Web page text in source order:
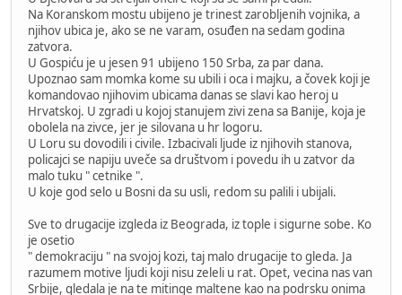
Na Koranskom mostu ubijeno je trinest zarobljenih vojnika, a
njihov ubica je, ako se ne varam, osuđen na sedam godina
zatvora.
U Gospiću je u jesen 91 ubijeno 150 Srba, za par dana.
Upoznao sam momka kome su ubili i oca i majku, a čovek koji je
komandovao njihovim ubicama danas se slavi kao heroj u
Hrvatskoj. U zgradi u kojoj stanujem zivi zena sa Banije, koja je
obolela na zivce, jer je silovana u hr logoru.
U Loru su dovodili i civile. Izbacivali ljude iz njihovih stanova,
policajci se napiju uveče sa društvom i povedu ih u zatvor da
malo tuku " cetnike ".
U koje god selo u Bosni da su usli, redom su palili i ubijali.
Sve to drugacije izgleda iz Beograda, iz tople i sigurne sobe. Ko
je osetio
" demokraciju " na svojoj kozi, taj malo drugacije to gleda. Ja
razumem motive ljudi koji nisu zeleli u rat. Opet, vecina nas van
Srbije, gledala je na te mitinge maltene kao na podrsku onima